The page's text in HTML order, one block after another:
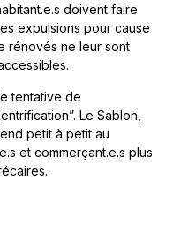
doivent faire
expulsions pour cause
rénovés ne leur sont
tentative de
Le Sablon,
petit à petit au
et commerçant.e.s plus